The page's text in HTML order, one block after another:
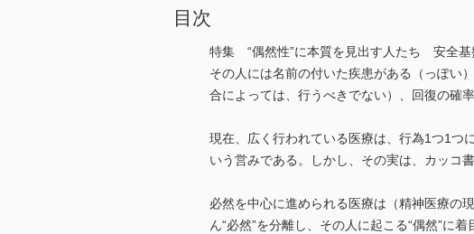
目次
特集 “偶然性”に本質を見出す人たち 安全基
その人には名前の付いた疾患がある（っぽい
合によっては、行うべきでない）、回復の確
現在、広く行われている医療は、行為1つ1つ
いう営みである。しかし、その実は、カッコ
必然を中心に進められる医療は（精神医療の
ん“必然”を分離し、その人に起こる“偶然”に